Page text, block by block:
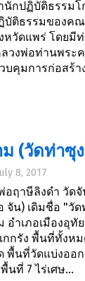
นักปฏิบัติธรรม
บัติธรรมของค
วัดแพร่ โดยมี
วงพ่อท่านพระ
บคุมการก่อสร้า
(วัดท่าซุ
8, 2017
อฤาษีลิงดำ วัด
จัน) เดิมชื่อ "วั
อำเภอเมืองอุทั
กรัง พื้นที่ทั้งหม
พื้นที่วัดแบ่งออ
นที่ 7 ไร่เศษ...